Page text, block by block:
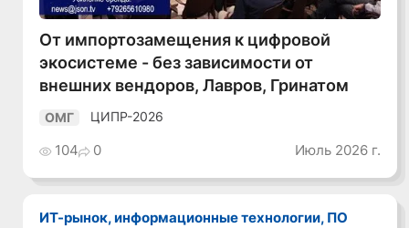
От импортозамещения к цифровой
экосистеме - без зависимости от
внешних вендоров, Лавров, Гринатом
ОМГ ЦИПР-2026
104 0 Июль 2026 г.
ИТ-рынок, информационные технологии, ПО